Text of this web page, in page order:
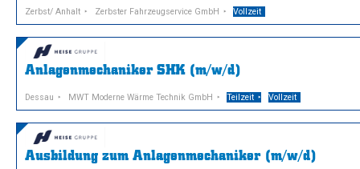
Zerbst/ Anhalt Zerbster Fahrzeugservice GmbH Vollzeit
Anlagenmechaniker SHK (m/w/d)
Dessau MWT Moderne Wärme Technik GmbH Teilzeit Vollzeit
Ausbildung zum Anlagenmechaniker (m/w/d)